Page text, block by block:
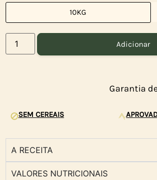
10KG
Adicionar
Garantia
SEM CEREAIS
A RECEITA
VALORES NUTRICIONAIS